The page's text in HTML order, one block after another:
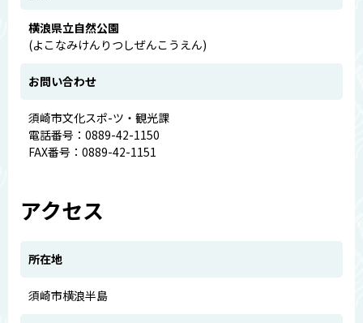
横浪県立自然公園
(よこなみけんりつしぜんこうえん)
お問い合わせ
須崎市文化スポ-ツ・観光課
電話番号：0889-42-1150
FAX番号：0889-42-1151
アクセス
所在地
須崎市横浪半島